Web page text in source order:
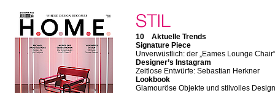
10 Aktuelle Trends
Signature Piece
Unverwüstlich: der „Eames Lounge
Designer’s Instagram
Zeitlose Entwürfe: Sebastian Herkner
Lookbook
Glamouröse Objekte und stilvolles Design